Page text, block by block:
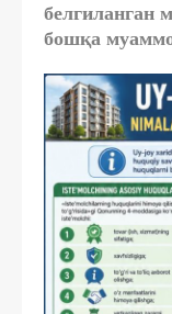
белгиланган
бошқа